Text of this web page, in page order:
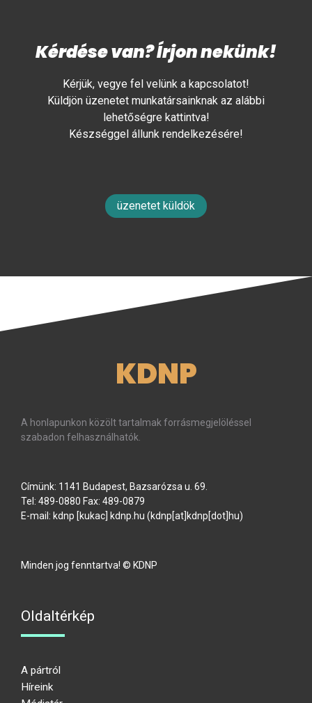
Kérdése van? Írjon nekünk!
Kérjük, vegye fel velünk a kapcsolatot!
Küldjön üzenetet munkatársainknak az alábbi
lehetőségre kattintva!
Készséggel állunk rendelkezésére!
üzenetet küldök
KDNP
A honlapunkon közölt tartalmak forrásmegjelöléssel
szabadon felhasználhatók.
Címünk: 1141 Budapest, Bazsarózsa u. 69.
Tel: 489-0880 Fax: 489-0879
E-mail: kdnp [kukac] kdnp hu (kdnp[at]kdnp[dot]hu)
Minden jog fenntartva! © KDNP
Oldaltérkép
A pártról
Híreink